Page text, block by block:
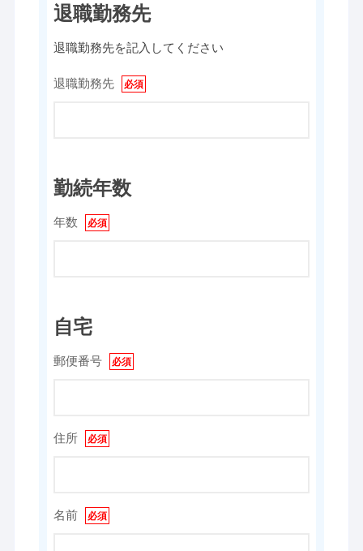
退職勤務先
退職勤務先を記入してください
退職勤務先
勤続年数
年数
自宅
郵便番号
住所
名前